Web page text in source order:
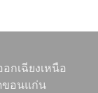
กเฉียงเหนือ
ขอนแก่น